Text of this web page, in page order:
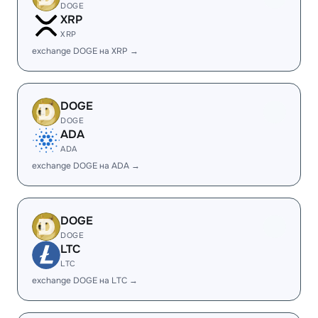
DOGE
XRP
XRP
exchange DOGE на XRP →
DOGE
DOGE
ADA
ADA
exchange DOGE на ADA →
DOGE
DOGE
LTC
LTC
exchange DOGE на LTC →